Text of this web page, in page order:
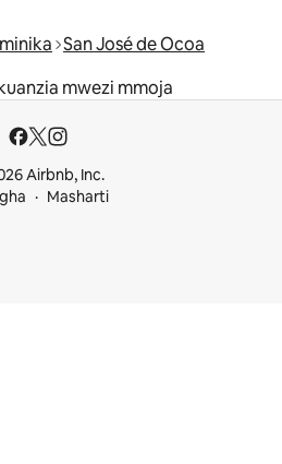
San José de Ocoa
mwezi mmoja
Airbnb, Inc.
Masharti